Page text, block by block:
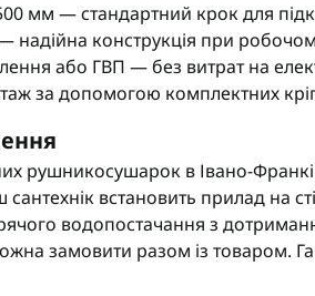
мм — стандартний крок для
надійна конструкція при
або ГВП — без витрат на
за допомогою комплектних
рушникосушарок в Івано-
встановить прилад на
водопостачання з
замовити разом із товаром.